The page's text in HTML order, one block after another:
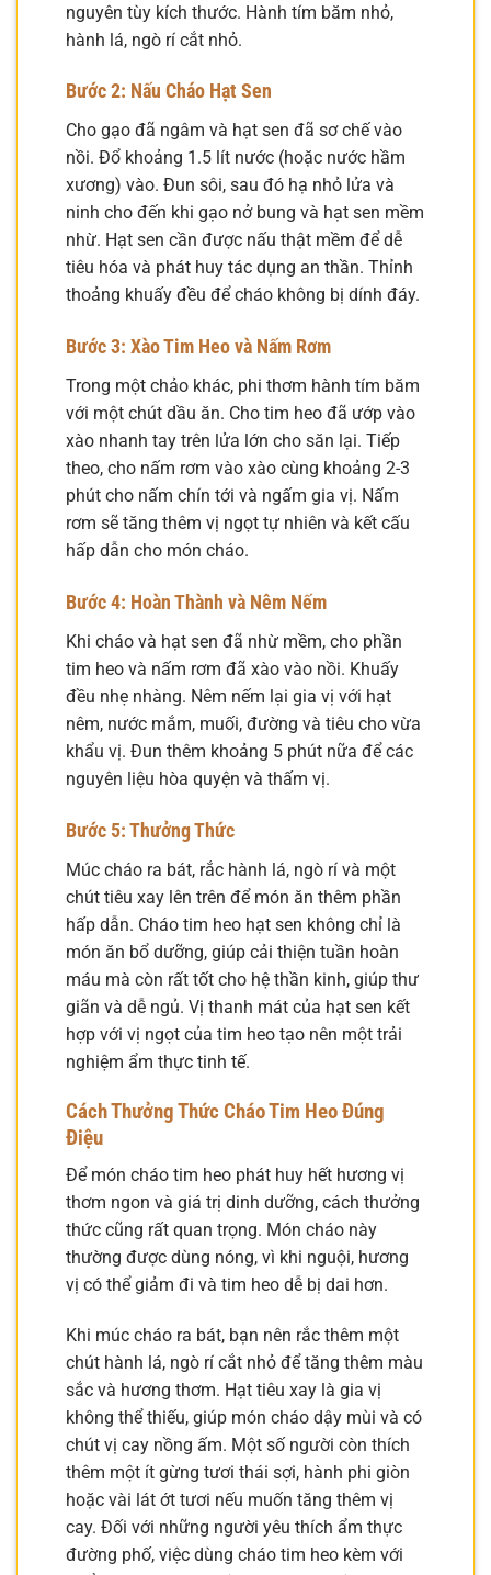
nguyên tùy kích thước. Hành tím băm nhỏ,
hành lá, ngò rí cắt nhỏ.
Bước 2: Nấu Cháo Hạt Sen
Cho gạo đã ngâm và hạt sen đã sơ chế vào
nồi. Đổ khoảng 1.5 lít nước (hoặc nước hầm
xương) vào. Đun sôi, sau đó hạ nhỏ lửa và
ninh cho đến khi gạo nở bung và hạt sen mềm
nhừ. Hạt sen cần được nấu thật mềm để dễ
tiêu hóa và phát huy tác dụng an thần. Thỉnh
thoảng khuấy đều để cháo không bị dính đáy.
Bước 3: Xào Tim Heo và Nấm Rơm
Trong một chảo khác, phi thơm hành tím băm
với một chút dầu ăn. Cho tim heo đã ướp vào
xào nhanh tay trên lửa lớn cho săn lại. Tiếp
theo, cho nấm rơm vào xào cùng khoảng 2-3
phút cho nấm chín tới và ngấm gia vị. Nấm
rơm sẽ tăng thêm vị ngọt tự nhiên và kết cấu
hấp dẫn cho món cháo.
Bước 4: Hoàn Thành và Nêm Nếm
Khi cháo và hạt sen đã nhừ mềm, cho phần
tim heo và nấm rơm đã xào vào nồi. Khuấy
đều nhẹ nhàng. Nêm nếm lại gia vị với hạt
nêm, nước mắm, muối, đường và tiêu cho vừa
khẩu vị. Đun thêm khoảng 5 phút nữa để các
nguyên liệu hòa quyện và thấm vị.
Bước 5: Thưởng Thức
Múc cháo ra bát, rắc hành lá, ngò rí và một
chút tiêu xay lên trên để món ăn thêm phần
hấp dẫn. Cháo tim heo hạt sen không chỉ là
món ăn bổ dưỡng, giúp cải thiện tuần hoàn
máu mà còn rất tốt cho hệ thần kinh, giúp thư
giãn và dễ ngủ. Vị thanh mát của hạt sen kết
hợp với vị ngọt của tim heo tạo nên một trải
nghiệm ẩm thực tinh tế.
Cách Thưởng Thức Cháo Tim Heo Đúng
Điệu
Để món cháo tim heo phát huy hết hương vị
thơm ngon và giá trị dinh dưỡng, cách thưởng
thức cũng rất quan trọng. Món cháo này
thường được dùng nóng, vì khi nguội, hương
vị có thể giảm đi và tim heo dễ bị dai hơn.
Khi múc cháo ra bát, bạn nên rắc thêm một
chút hành lá, ngò rí cắt nhỏ để tăng thêm màu
sắc và hương thơm. Hạt tiêu xay là gia vị
không thể thiếu, giúp món cháo dậy mùi và có
chút vị cay nồng ấm. Một số người còn thích
thêm một ít gừng tươi thái sợi, hành phi giòn
hoặc vài lát ớt tươi nếu muốn tăng thêm vị
cay. Đối với những người yêu thích ẩm thực
đường phố, việc dùng cháo tim heo kèm với